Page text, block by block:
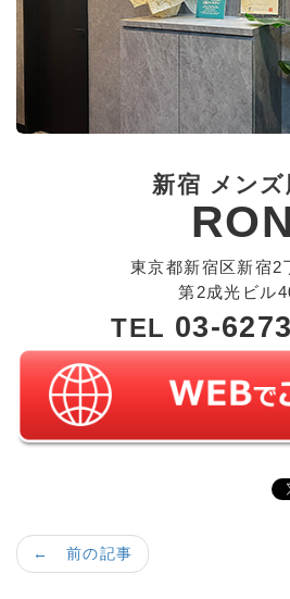
新宿 メンズ
RON
東京都新宿区新宿2
第2成光ビル
TEL 03-
← 前の記事